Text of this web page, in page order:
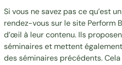
Si vous ne savez pas ce qu’est
rendez-vous sur le site Perform
d’œil à leur contenu. Ils
séminaires et mettent
des séminaires précédents.